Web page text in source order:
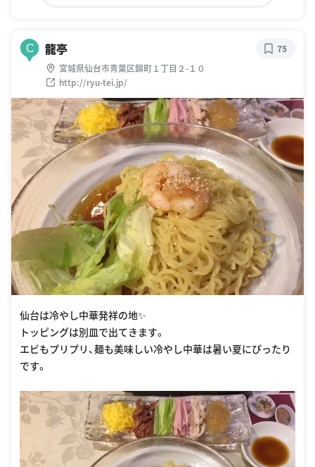
C 龍亭
宮城県仙台市青葉区錦町１丁目２-１０
http://ryu-tei.jp/
75
仙台は冷やし中華発祥の地✨
トッピングは別皿で出てきます。
エビもプリプリ、麺も美味しい冷やし中華は暑い夏にぴったり
です。